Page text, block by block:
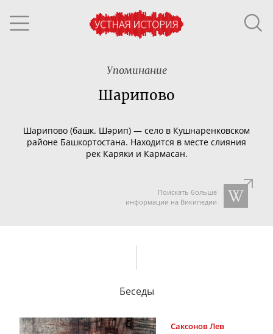
Упоминание
Шарипово
Шарипово (башк. Шәрип) — село в Кушнаренковском
районе Башкортостана. Находится в месте слияния
рек Каряки и Кармасан.
Поискать больше
информации на Википедии
Беседы
СаксоновЛев